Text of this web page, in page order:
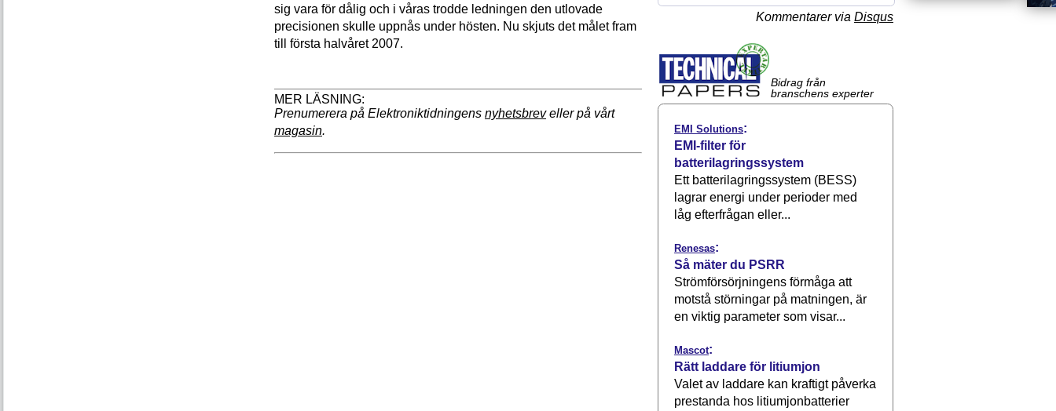
sig vara för dålig och i våras trodde ledningen den utlovade
precisionen skulle uppnås under hösten. Nu skjuts det målet fram
till första halvåret 2007.
Prenumerera på Elektroniktidningens nyhetsbreveller på vårt
magasin.
Kommentarer via Disqus
Bidrag från
branschens experter
EMI Solutions:
EMI-filter för
batterilagringssystem
Ett batterilagringssystem (BESS)
lagrar energi under perioder med
låg efterfrågan eller...
Renesas:
Så mäter du PSRR
Strömförsörjningens förmåga att
motstå störningar på matningen, är
en viktig parameter som visar...
Mascot:
Rätt laddare för litiumjon
Valet av laddare kan kraftigt påverka
prestanda hos litiumjonbatterier